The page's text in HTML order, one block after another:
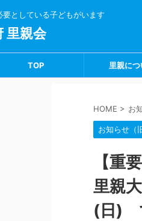
要としている子どもがいます
里親会
TOP 里親につ
HOME > お
お知らせ（
【重
里親
(日)